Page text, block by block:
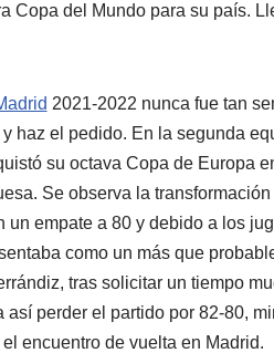
Copa del Mundo para su país.
2021-2022 nunca fue tan
haz el pedido. En la segunda
su octava Copa de Europa
Se observa la
un empate a 80 y debido a los
como un más que
tras solicitar un tiempo
así perder el partido por 82-80,
encuentro de vuelta en Madrid.